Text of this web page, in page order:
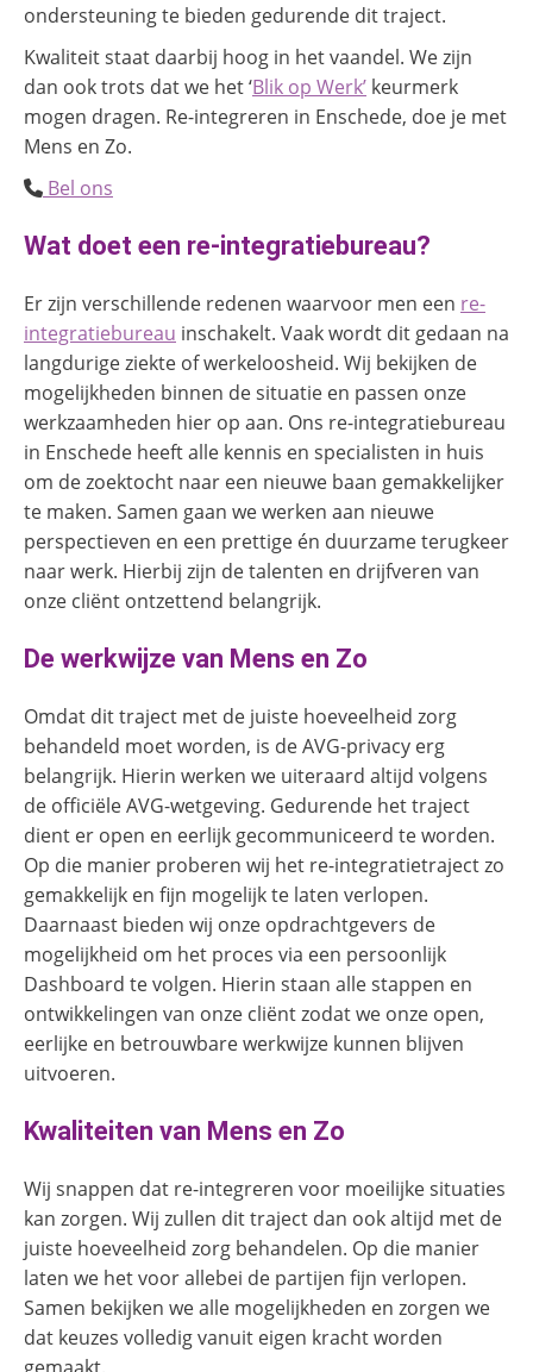
ondersteuning te bieden gedurende dit traject.
Kwaliteit staat daarbij hoog in het vaandel. We zijn
dan ook trots dat we het ‘Blik op Werk’ keurmerk
mogen dragen. Re-integreren in Enschede, doe je met
Mens en Zo.
Bel ons
Wat doet een re-integratiebureau?
Er zijn verschillende redenen waarvoor men een re-
integratiebureau inschakelt. Vaak wordt dit gedaan na
langdurige ziekte of werkeloosheid. Wij bekijken de
mogelijkheden binnen de situatie en passen onze
werkzaamheden hier op aan. Ons re-integratiebureau
in Enschede heeft alle kennis en specialisten in huis
om de zoektocht naar een nieuwe baan gemakkelijker
te maken. Samen gaan we werken aan nieuwe
perspectieven en een prettige én duurzame terugkeer
naar werk. Hierbij zijn de talenten en drijfveren van
onze cliënt ontzettend belangrijk.
De werkwijze van Mens en Zo
Omdat dit traject met de juiste hoeveelheid zorg
behandeld moet worden, is de AVG-privacy erg
belangrijk. Hierin werken we uiteraard altijd volgens
de officiële AVG-wetgeving. Gedurende het traject
dient er open en eerlijk gecommuniceerd te worden.
Op die manier proberen wij het re-integratietraject zo
gemakkelijk en fijn mogelijk te laten verlopen.
Daarnaast bieden wij onze opdrachtgevers de
mogelijkheid om het proces via een persoonlijk
Dashboard te volgen. Hierin staan alle stappen en
ontwikkelingen van onze cliënt zodat we onze open,
eerlijke en betrouwbare werkwijze kunnen blijven
uitvoeren.
Kwaliteiten van Mens en Zo
Wij snappen dat re-integreren voor moeilijke situaties
kan zorgen. Wij zullen dit traject dan ook altijd met de
juiste hoeveelheid zorg behandelen. Op die manier
laten we het voor allebei de partijen fijn verlopen.
Samen bekijken we alle mogelijkheden en zorgen we
dat keuzes volledig vanuit eigen kracht worden